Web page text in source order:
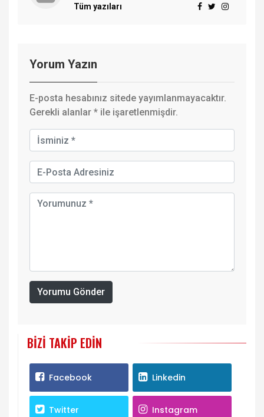
Tüm yazıları
Yorum Yazın
E-posta hesabınız sitede yayımlanmayacaktır.
Gerekli alanlar * ile işaretlenmişdir.
Yorumu Gönder
BIZI TAKIP EDIN
Facebook Linkedin
Twitter Instagram